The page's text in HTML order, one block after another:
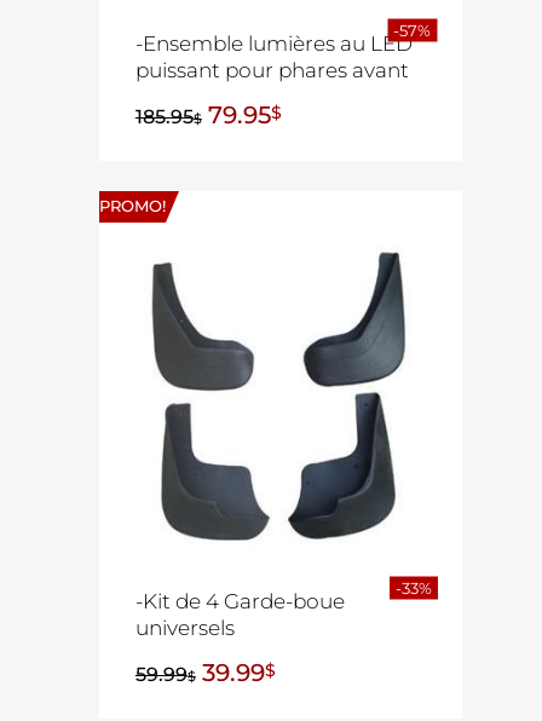
-Ensemble lumières au LED
puissant pour phares avant
185.95$ 79.95$
-57%
PROMO!
-Kit de 4 Garde-boue
universels
59.99$ 39.99$
-33%